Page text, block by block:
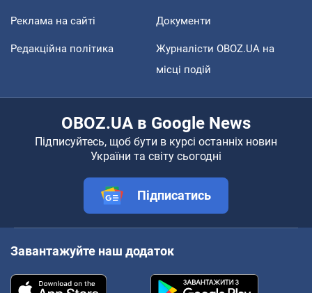
Реклама на сайті Документи
Редакційна політика
Журналісти OBOZ.UA на
місці подій
OBOZ.UA в Google News
Підписуйтесь, щоб бути в курсі останніх новин
України та світу сьогодні
Підписатись
Завантажуйте наш додаток